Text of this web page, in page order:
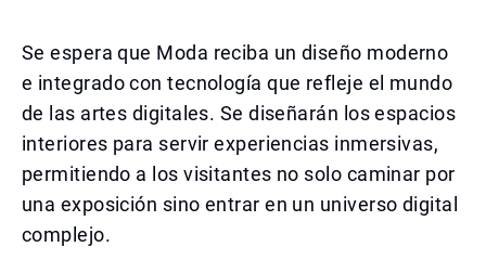
Se espera que Moda reciba un diseño moderno
e integrado con tecnología que refleje el mundo
de las artes digitales. Se diseñarán los espacios
interiores para servir experiencias inmersivas,
permitiendo a los visitantes no solo caminar por
una exposición sino entrar en un universo digital
complejo.